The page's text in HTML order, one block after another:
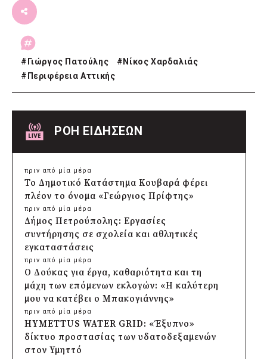
# Γιώργος Πατούλης # Νίκος Χαρδαλιάς
# Περιφέρεια Αττικής
ΡΟΗ ΕΙΔΗΣΕΩΝ
πριν από μία μέρα
Το Δημοτικό Κατάστημα Κουβαρά φέρει
πλέον το όνομα «Γεώργιος Πρίφτης»
πριν από μία μέρα
Δήμος Πετρούπολης: Εργασίες
συντήρησης σε σχολεία και αθλητικές
εγκαταστάσεις
πριν από μία μέρα
Ο Δούκας για έργα, καθαριότητα και τη
μάχη των επόμενων εκλογών: «Η καλύτερη
μου να κατέβει ο Μπακογιάννης»
πριν από μία μέρα
HYMETTUS WATER GRID: «Έξυπνο»
δίκτυο προστασίας των υδατοδεξαμενών
στον Υμηττό